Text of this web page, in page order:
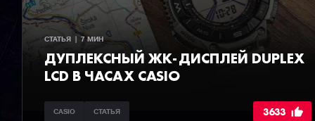
СТАТЬЯ  |  7 МИН
ДУПЛЕКСНЫЙ ЖК-ДИСПЛЕЙ DUPLEX
LCD В ЧАСАХ CASIO
CASIO СТАТЬЯ 3633